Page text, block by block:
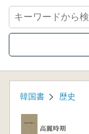
韓国書 歴史